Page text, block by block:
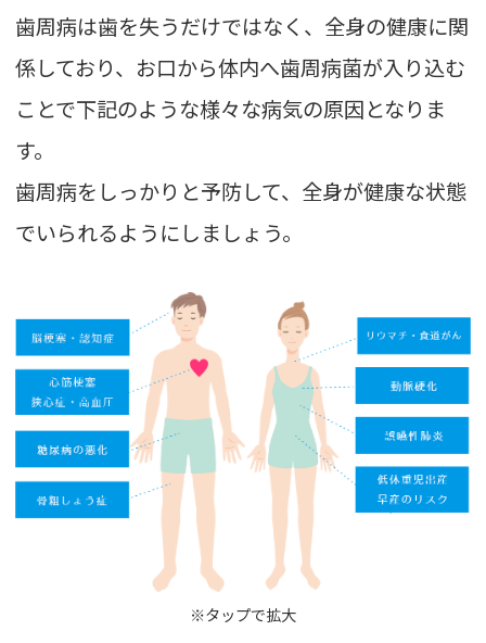
歯周病は歯を失うだけではなく、全身の健康に関
係しており、 お口から体内へ歯周病菌が入り込む
ことで下記のような様々な病気の原因となりま
す。
歯周病をしっかりと予防して、全身が健康な状態
でいられるようにしましょう。
※タップで拡大